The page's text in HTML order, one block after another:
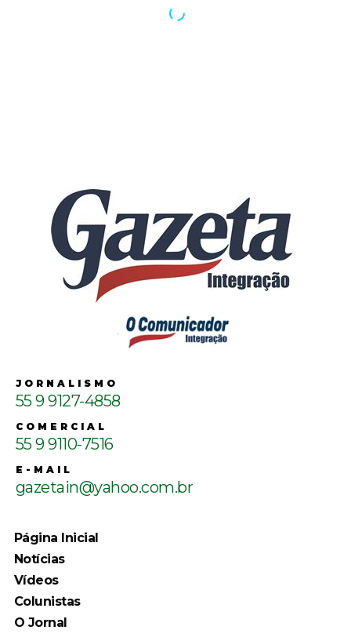
JORNALISMO
55 9 9127-4858
COMERCIAL
55 9 9110-7516
E-MAIL
gazetain@yahoo.com.br
Página Inicial
Notícias
Vídeos
Colunistas
O Jornal